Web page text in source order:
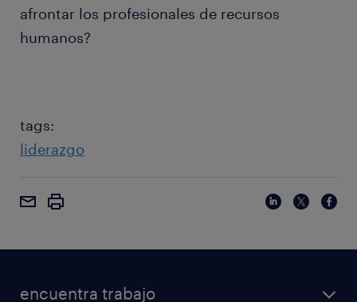
afrontar los profesionales de recursos
humanos?
tags:
liderazgo
encuentra trabajo